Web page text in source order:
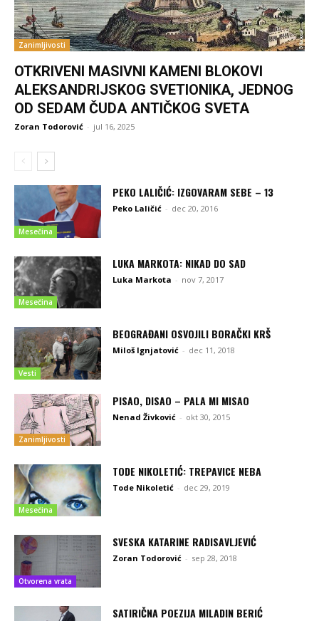
Zanimljivosti
OTKRIVENI MASIVNI KAMENI BLOKOVI
ALEKSANDRIJSKOG SVETIONIKA, JEDNOG
OD SEDAM ČUDA ANTIČKOG SVETA
Zoran Todorović - jul 16, 2025
Mesečina
PEKO LALIČIĆ: IZGOVARAM SEBE – 13
Peko Laličić - dec 20, 2016
Mesečina
LUKA MARKOTA: NIKAD DO SAD
Luka Markota - nov 7, 2017
Vesti
BEOGRAĐANI OSVOJILI BORAČKI KRŠ
Miloš Ignjatović - dec 11, 2018
Zanimljivosti
PISAO, DISAO – PALA MI MISAO
Nenad Živković - okt 30, 2015
Mesečina
TODE NIKOLETIĆ: TREPAVICE NEBA
Tode Nikoletić - dec 29, 2019
Otvorena vrata
SVESKA KATARINE RADISAVLJEVIĆ
Zoran Todorović - sep 28, 2018
SATIRIČNA POEZIJA MILADIN BERIĆ